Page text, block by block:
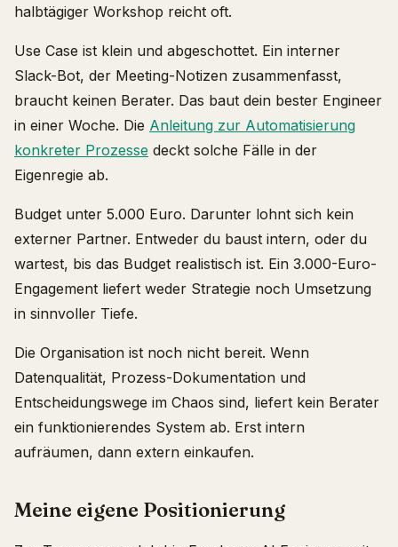
halbtägiger Workshop reicht oft.
Use Case ist klein und abgeschottet. Ein interner
Slack-Bot, der Meeting-Notizen zusammenfasst,
braucht keinen Berater. Das baut dein bester Engineer
in einer Woche. Die Anleitung zur Automatisierung
konkreter Prozesse deckt solche Fälle in der
Eigenregie ab.
Budget unter 5.000 Euro. Darunter lohnt sich kein
externer Partner. Entweder du baust intern, oder du
wartest, bis das Budget realistisch ist. Ein 3.000-Euro-
Engagement liefert weder Strategie noch Umsetzung
in sinnvoller Tiefe.
Die Organisation ist noch nicht bereit. Wenn
Datenqualität, Prozess-Dokumentation und
Entscheidungswege im Chaos sind, liefert kein Berater
ein funktionierendes System ab. Erst intern
aufräumen, dann extern einkaufen.
Meine eigene Positionierung